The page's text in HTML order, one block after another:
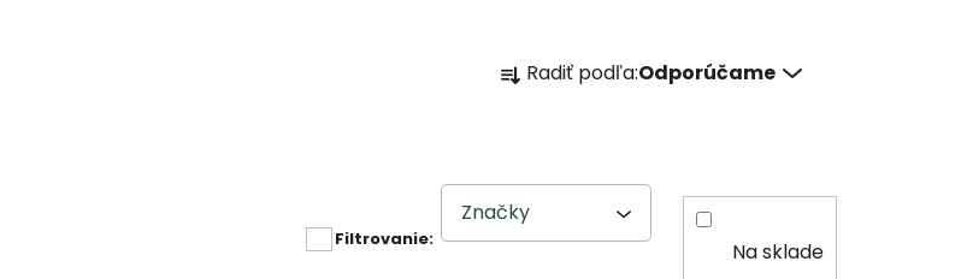
R
a
e
n
i
Radiť podľa:Odporúčame
Na sklade
Značky